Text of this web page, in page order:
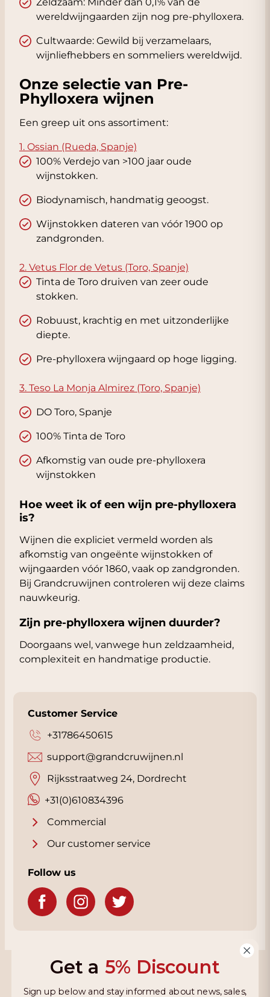
wereldwijngaarden zijn nog pre-phylloxera.
Cultwaarde: Gewild bij verzamelaars,
wijnliefhebbers en sommeliers wereldwijd.
Onze selectie van Pre-
Phylloxera wijnen
Een greep uit ons assortiment:
1. Ossian (Rueda, Spanje)
100% Verdejo van >100 jaar oude
wijnstokken.
Biodynamisch, handmatig geoogst.
Wijnstokken dateren van vóór 1900 op
zandgronden.
2. Vetus Flor de Vetus (Toro, Spanje)
Tinta de Toro druiven van zeer oude
stokken.
Robuust, krachtig en met uitzonderlijke
diepte.
Pre-phylloxera wijngaard op hoge ligging.
3. Teso La Monja Almirez (Toro, Spanje)
DO Toro, Spanje
100% Tinta de Toro
Afkomstig van oude pre-phylloxera
wijnstokken
Hoe weet ik of een wijn pre-phylloxera
is?
Wijnen die expliciet vermeld worden als
afkomstig van ongeënte wijnstokken of
wijngaarden vóór 1860, vaak op zandgronden.
Bij Grandcruwijnen controleren wij deze claims
nauwkeurig.
Zijn pre-phylloxera wijnen duurder?
Doorgaans wel, vanwege hun zeldzaamheid,
complexiteit en handmatige productie.
Customer Service
+31786450615
+31(0)610834396
support@grandcruwijnen.nl
Rijksstraatweg 24, Dordrecht
Commercial
Our customer service
Follow us
Grandcruwijnen
Get a 5% Discount
Sign up below and stay informed about news, sales,